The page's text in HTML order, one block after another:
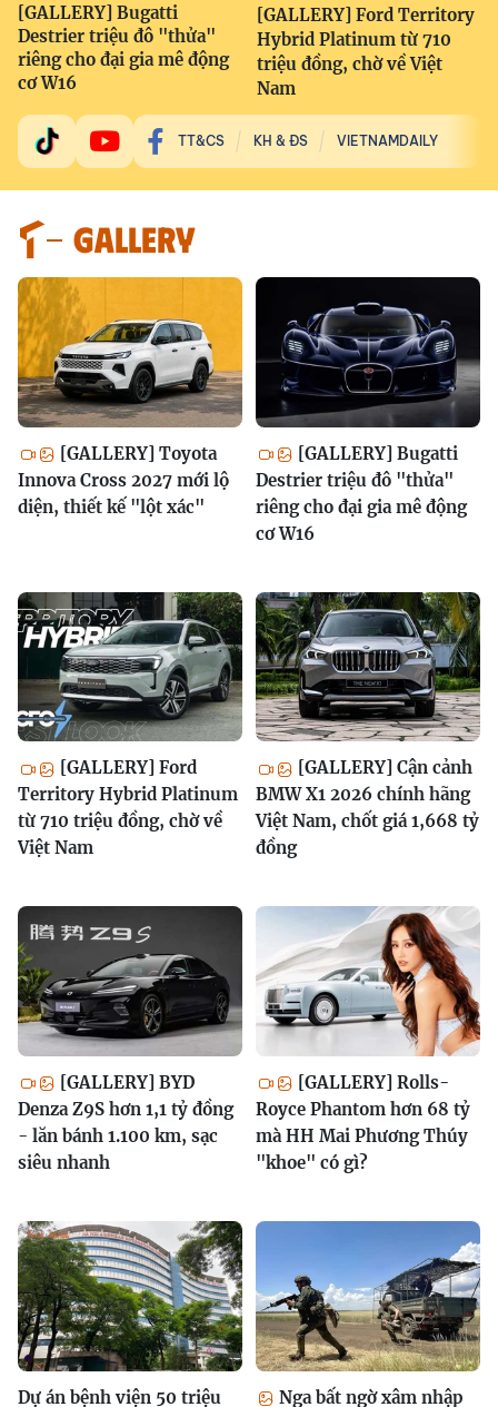
[GALLERY] Bugatti
Destrier triệu đô "thửa"
riêng cho đại gia mê động
cơ W16
[GALLERY] Ford Territory
Hybrid Platinum từ 710
triệu đồng, chờ về Việt
Nam
TT&CS KH & ĐS VIETNAMDAILY
GALLERY
[GALLERY] Toyota
Innova Cross 2027 mới lộ
diện, thiết kế "lột xác"
[GALLERY] Bugatti
Destrier triệu đô "thửa"
riêng cho đại gia mê động
cơ W16
[GALLERY] Ford
Territory Hybrid Platinum
từ 710 triệu đồng, chờ về
Việt Nam
[GALLERY] Cận cảnh
BMW X1 2026 chính hãng
Việt Nam, chốt giá 1,668 tỷ
đồng
[GALLERY] BYD
Denza Z9S hơn 1,1 tỷ đồng
- lăn bánh 1.100 km, sạc
siêu nhanh
[GALLERY] Rolls-
Royce Phantom hơn 68 tỷ
mà HH Mai Phương Thúy
"khoe" có gì?
Dự án bệnh viện 50 triệu
Nga bất ngờ xâm nhập